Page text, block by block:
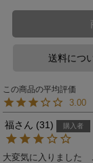
送料につ
3.00
福 31 購入者
大変気に入りました